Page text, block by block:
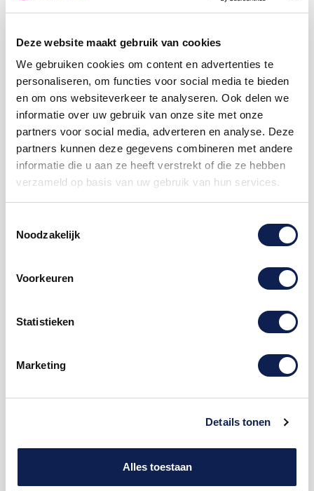
Deze website maakt gebruik van cookies
We gebruiken cookies om content en advertenties te
personaliseren, om functies voor social media te bieden
en om ons websiteverkeer te analyseren. Ook delen we
informatie over uw gebruik van onze site met onze
partners voor social media, adverteren en analyse. Deze
partners kunnen deze gegevens combineren met andere
informatie die u aan ze heeft verstrekt of die ze hebben
verzameld op basis van uw gebruik van hun services.
Noodzakelijk
Voorkeuren
Statistieken
Marketing
Details tonen
Alles toestaan
2 € 4,04 € 0,43
5 € 3,93 € 1,59
€ 3,83 € 4,25
25 € 3,61 € 15,94
50 € 3,40 € 42,50
100 € 3,19 € 106,25
winkelreclame